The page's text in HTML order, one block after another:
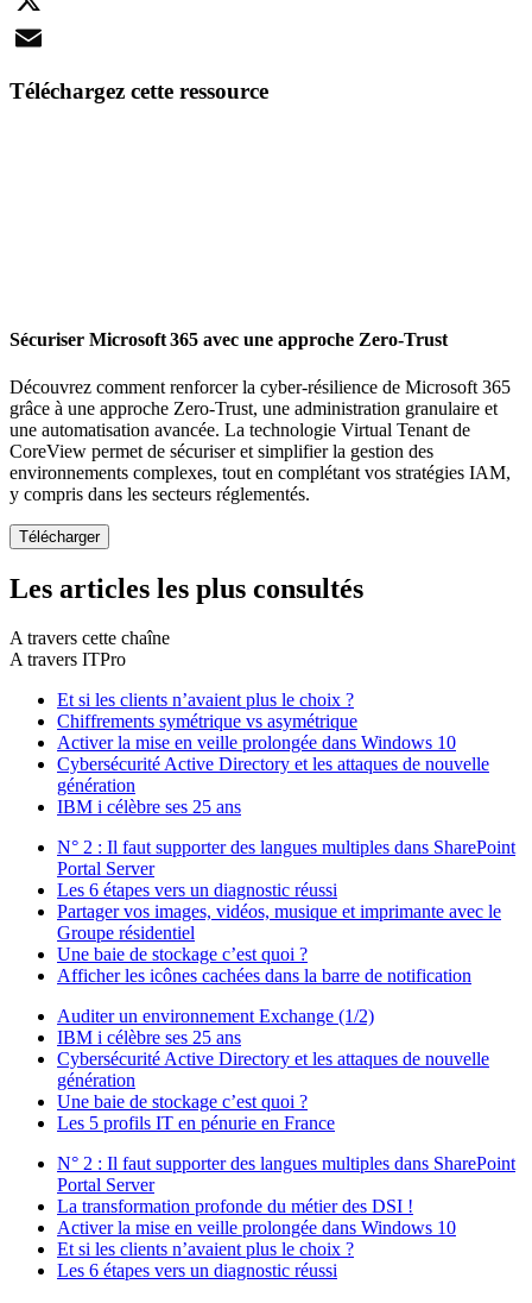
X
Téléchargez cette ressource
Sécuriser Microsoft 365 avec une approche Zero-Trust
Découvrez comment renforcer la cyber-résilience de Microsoft 365
grâce à une approche Zero-Trust, une administration granulaire et
une automatisation avancée. La technologie Virtual Tenant de
CoreView permet de sécuriser et simplifier la gestion des
environnements complexes, tout en complétant vos stratégies IAM,
y compris dans les secteurs réglementés.
Les articles les plus consultés
A travers cette chaîne
A travers ITPro
Et si les clients n’avaient plus le choix ?
Chiffrements symétrique vs asymétrique
Activer la mise en veille prolongée dans Windows 10
Cybersécurité Active Directory et les attaques de nouvelle
génération
IBM i célèbre ses 25 ans
N° 2 : Il faut supporter des langues multiples dans SharePoint
Portal Server
Les 6 étapes vers un diagnostic réussi
Partager vos images, vidéos, musique et imprimante avec le
Groupe résidentiel
Une baie de stockage c’est quoi ?
Afficher les icônes cachées dans la barre de notification
Auditer un environnement Exchange (1/2)
IBM i célèbre ses 25 ans
Cybersécurité Active Directory et les attaques de nouvelle
génération
Une baie de stockage c’est quoi ?
Les 5 profils IT en pénurie en France
N° 2 : Il faut supporter des langues multiples dans SharePoint
Portal Server
La transformation profonde du métier des DSI !
Activer la mise en veille prolongée dans Windows 10
Et si les clients n’avaient plus le choix ?
Les 6 étapes vers un diagnostic réussi